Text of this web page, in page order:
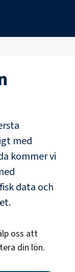
med
kommer vi
data och
oss att
din lön.